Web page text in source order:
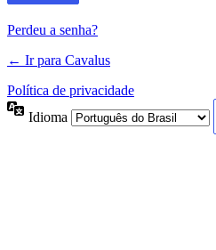
Perdeu a senha?
← Ir para Cavalus
Política de privacidade
Idioma